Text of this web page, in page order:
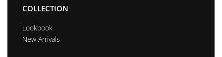
COLLECTION
Lookbook
New Arrivals